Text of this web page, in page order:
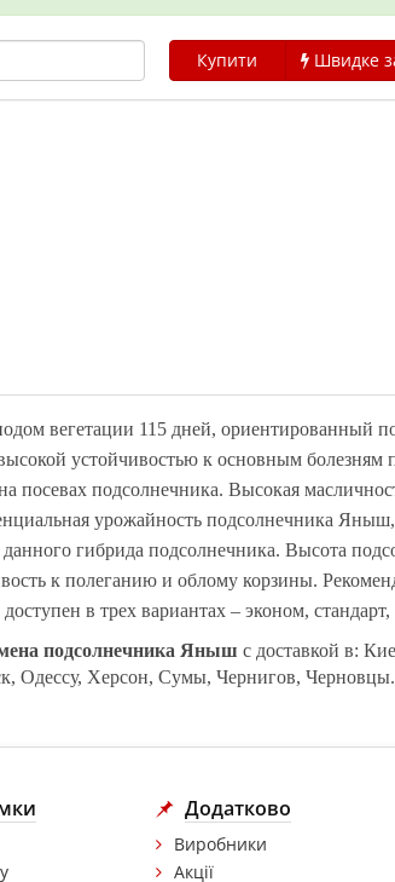
Купити Швидке
вегетации 115 дней, ориентированный
устойчивостью к основным болезням
подсолнечника. Высокая
урожайность подсолнечника
гибрида подсолнечника. Высота
к полеганию и облому корзины.
в трех вариантах – эконом, стандарт,
подсолнечника Яныш с доставкой в:
Одессу, Херсон, Сумы, Чернигов, Черновцы.
Додатково
Виробники
Акції